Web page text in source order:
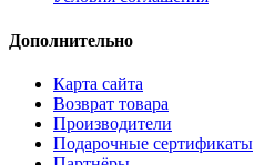
Дополнительно
Карта сайта
Возврат товара
Производители
Подарочные сертификаты